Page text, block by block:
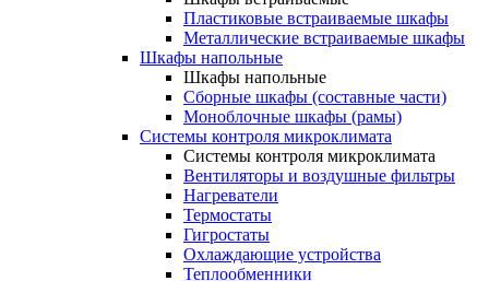
Пластиковые встраиваемые шкафы
Металлические встраиваемые шкафы
Шкафы напольные
Шкафы напольные
Сборные шкафы (составные части)
Моноблочные шкафы (рамы)
Системы контроля микроклимата
Системы контроля микроклимата
Вентиляторы и воздушные фильтры
Нагреватели
Термостаты
Гигростаты
Охлаждающие устройства
Теплообменники